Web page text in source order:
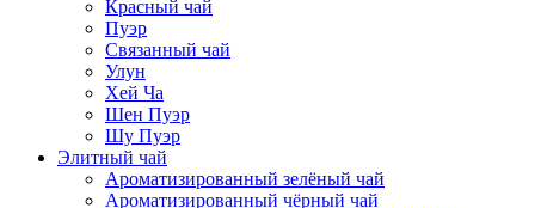
Красный чай
Пуэр
Связанный чай
Улун
Хей Ча
Шен Пуэр
Шу Пуэр
Элитный чай
Ароматизированный зелёный чай
Ароматизированный чёрный чай